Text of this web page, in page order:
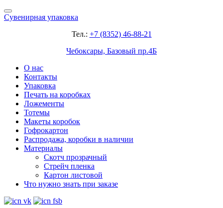
Сувенирная упаковка
Тел.: +7 (8352) 46-88-21
Чебоксары, Базовый пр.4Б
О нас
Контакты
Упаковка
Печать на коробках
Ложементы
Тотемы
Макеты коробок
Гофрокартон
Распродажа, коробки в наличии
Материалы
Скотч прозрачный
Стрейч пленка
Картон листовой
Что нужно знать при заказе